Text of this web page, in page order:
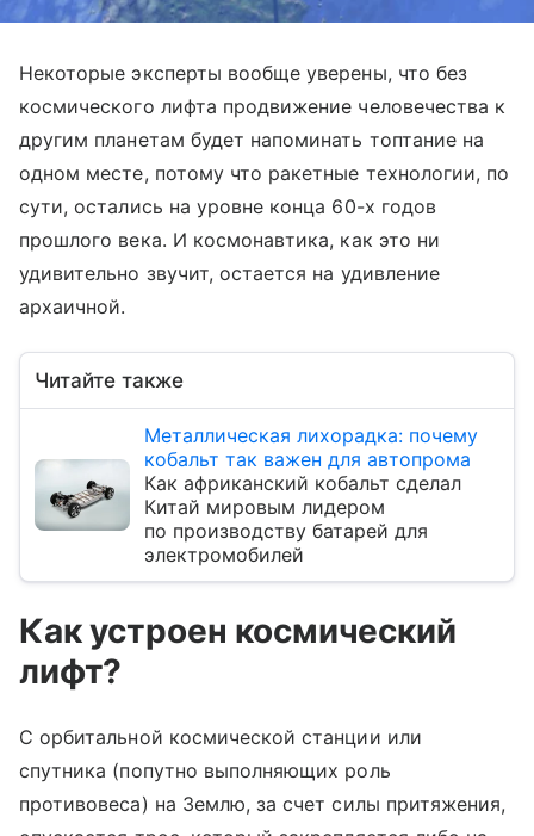
Некоторые эксперты вообще уверены, что без
космического лифта продвижение человечества к
другим планетам будет напоминать топтание на
одном месте, потому что ракетные технологии, по
сути, остались на уровне конца 60-х годов
прошлого века. И космонавтика, как это ни
удивительно звучит, остается на удивление
архаичной.
Читайте также
Металлическая лихорадка: почему
кобальт так важен для автопрома
Как африканский кобальт сделал
Китай мировым лидером
по производству батарей для
электромобилей
Как устроен космический
лифт?
С орбитальной космической станции или
спутника (попутно выполняющих роль
противовеса) на Землю, за счет силы притяжения,